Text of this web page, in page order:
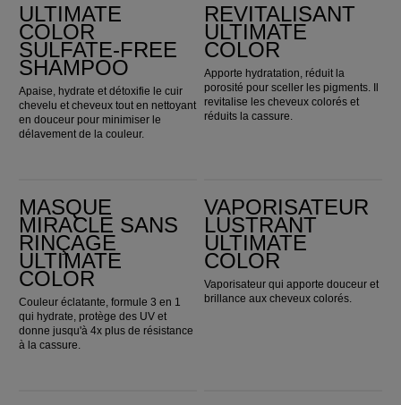
ULTIMATE
COLOR
SULFATE-FREE
SHAMPOO
Apaise, hydrate et détoxifie le cuir
chevelu et cheveux tout en nettoyant
en douceur pour minimiser le
délavement de la couleur.
REVITALISANT
ULTIMATE
COLOR
Apporte hydratation, réduit la
porosité pour sceller les pigments. Il
revitalise les cheveux colorés et
réduits la cassure.
MASQUE
MIRACLE SANS
RINÇAGE
ULTIMATE
COLOR
Couleur éclatante, formule 3 en 1
qui hydrate, protège des UV et
donne jusqu'à 4x plus de résistance
à la cassure.
VAPORISATEUR
LUSTRANT
ULTIMATE
COLOR
Vaporisateur qui apporte douceur et
brillance aux cheveux colorés.